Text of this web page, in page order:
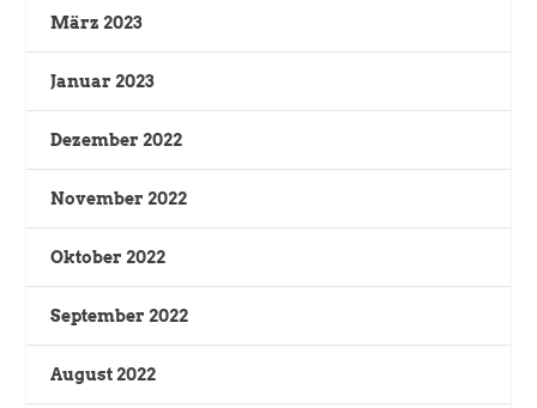
März 2023
Januar 2023
Dezember 2022
November 2022
Oktober 2022
September 2022
August 2022